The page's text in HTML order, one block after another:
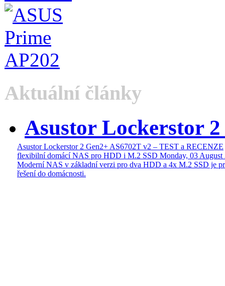
Aktuální články
Asustor Lockerstor
Asustor Lockerstor 2 Gen2+ AS6702T v2 – TEST a RECENZE
flexibilní domácí NAS pro HDD i M.2 SSD Monday, 03 August
Moderní NAS v základní verzi pro dva HDD a 4x M.2 SSD je
řešení do domácnosti.